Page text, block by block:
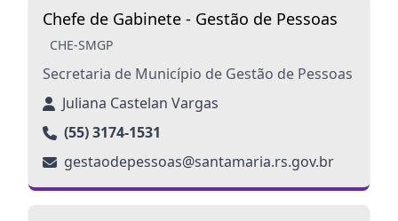
Chefe de Gabinete - Gestão de Pessoas
CHE-SMGP
Secretaria de Município de Gestão de Pessoas
Juliana Castelan Vargas
(55) 3174-1531
gestaodepessoas@santamaria.rs.gov.br